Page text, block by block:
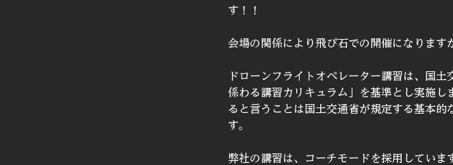
す！！
会場の関係により飛び石での開催になります
ドローンフライトオペレーター講習は、国
係わる講習カリキュラム」を基準とし実施
ると言うことは国土交通省が規定する基本
す。
弊社の講習は、コーチモードを採用してい